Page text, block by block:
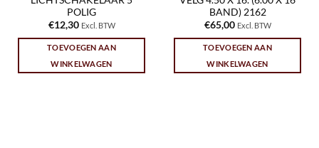
POLIG
€12,30 Excl. BTW
TOEVOEGEN AAN
WINKELWAGEN
BAND) 2162
€65,00 Excl. BTW
TOEVOEGEN AAN
WINKELWAGEN